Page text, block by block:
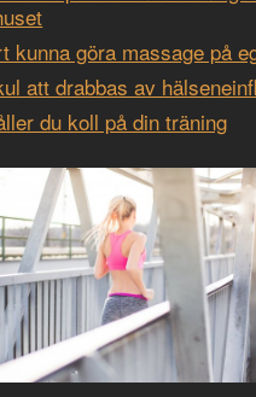
kunna göra massage på
att drabbas av
du koll på din träning